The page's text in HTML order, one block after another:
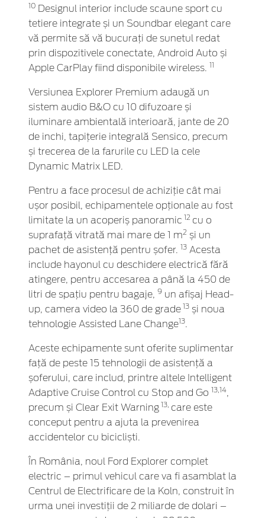
10 Designul interior include scaune sport cu
tetiere integrate și un Soundbar elegant care
vă permite să vă bucurați de sunetul redat
prin dispozitivele conectate, Android Auto și
Apple CarPlay fiind disponibile wireless.
Versiunea Explorer Premium adaugă un
sistem audio B&O cu 10 difuzoare și
iluminare ambientală interioară, jante de 20
de inchi, tapițerie integrală Sensico, precum
și trecerea de la farurile cu LED la cele
Dynamic Matrix LED.
Pentru a face procesul de achiziție cât mai
ușor posibil, echipamentele opționale au fost
limitate la un acoperiș panoramic 12 cu o
suprafață vitrată mai mare de 1 m2 și un
pachet de asistență pentru șofer.
13 Acesta
include hayonul cu deschidere electrică fără
atingere, pentru accesarea a până la 450 de
litri de spațiu pentru bagaje, 9 un afișaj Head-
up, camera video la 360 de grade 13 și noua
tehnologie Assisted Lane Change 13.
Aceste echipamente sunt oferite suplimentar
față de peste 15 tehnologii de asistență a
șoferului, care includ, printre altele Intelligent
Adaptive Cruise Control cu Stop and Go
13,14,
precum și Clear Exit Warning 13, care este
conceput pentru a ajuta la prevenirea
accidentelor cu bicicliști.
În România, noul Ford Explorer complet
electric – primul vehicul care va fi asamblat la
Centrul de Electrificare de la Koln, construit în
urma unei investiții de 2 miliarde de dolari –